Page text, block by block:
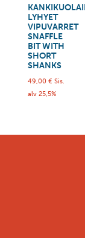
LYHYET
VIPUVARRET
SNAFFLE
BIT WITH
SHORT
SHANKS
49,00 € Sis.
alv 25,5%